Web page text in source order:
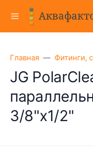
Главная Фитинги,
JG
3/8"х1/2"